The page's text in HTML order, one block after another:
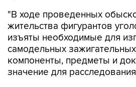
"В ходе проведенных
жительства фигурантов
изъяты необходимые для
самодельных зажигательных
компоненты, предметы и
значение для